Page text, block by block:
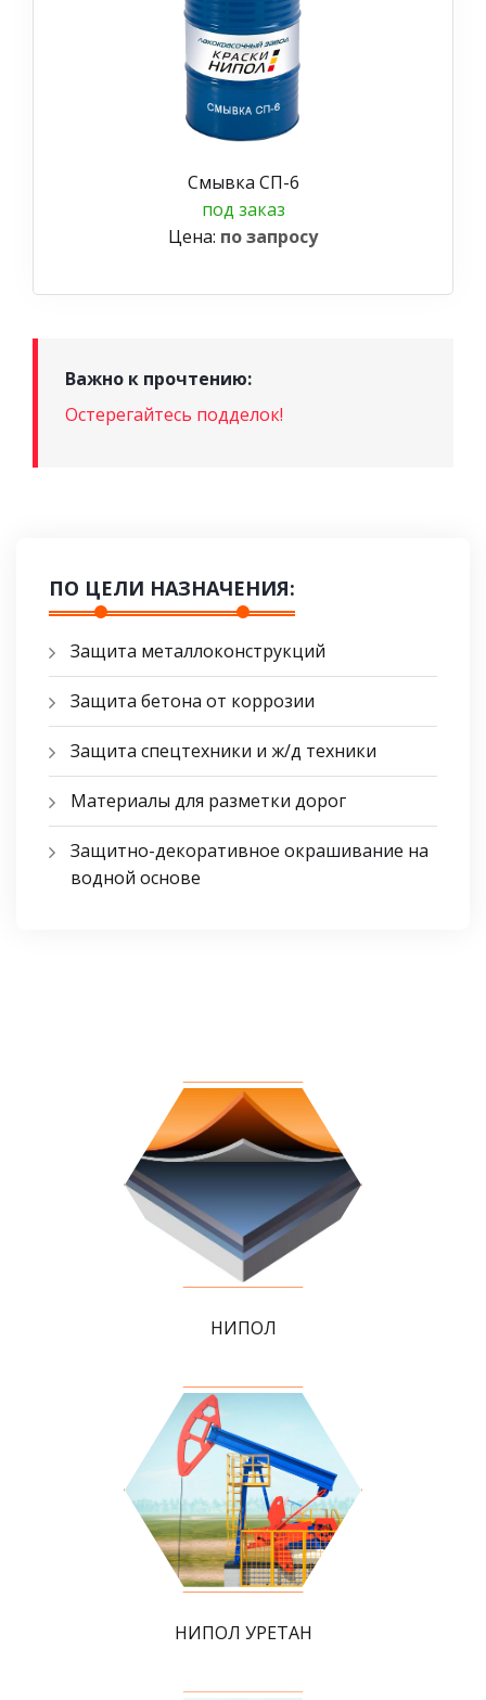
Смывка СП-6
под заказ
Цена: по запросу
Важно к прочтению:
Остерегайтесь подделок!
ПО ЦЕЛИ НАЗНАЧЕНИЯ:
Защита металлоконструкций
Защита бетона от коррозии
Защита спецтехники и ж/д техники
Материалы для разметки дорог
Защитно-декоративное окрашивание на
водной основе
НИПОЛ
НИПОЛ УРЕТАН